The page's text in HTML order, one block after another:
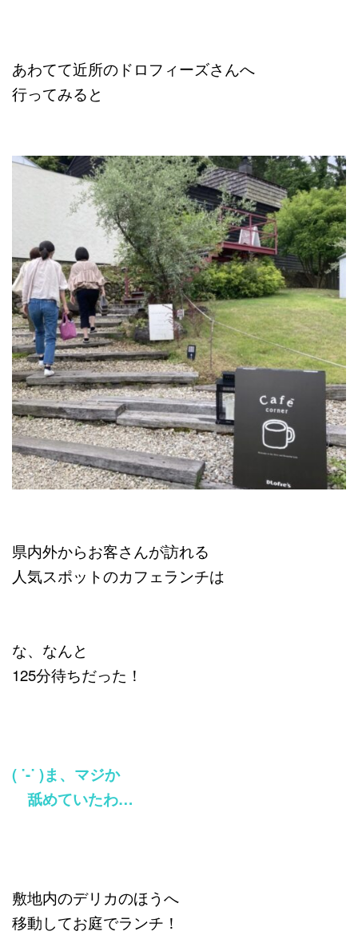
あわてて近所のドロフィーズさんへ
行ってみると
県内外からお客さんが訪れる
人気スポットのカフェランチは
な、なんと
125分待ちだった！
( ˙-˙ )ま、マジか
舐めていたわ…
敷地内のデリカのほうへ
移動してお庭でランチ！